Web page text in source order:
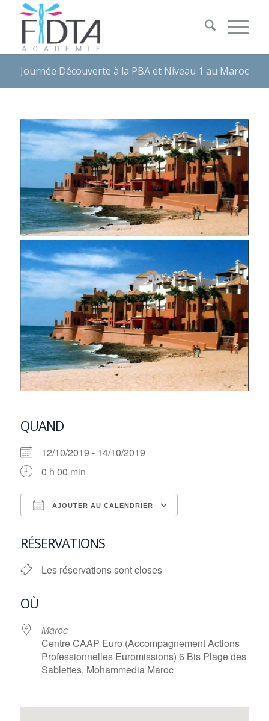
Journée Découverte à la PBA et Niveau 1 au Maroc
QUAND
12/10/2019 - 14/10/2019
0 h 00 min
AJOUTER AU CALENDRIER
RÉSERVATIONS
Les réservations sont closes
OÙ
Maroc
Centre CAAP Euro (Accompagnement Actions
Professionnelles Euromissions) 6 Bis Plage des
Sablettes, Mohammedia Maroc